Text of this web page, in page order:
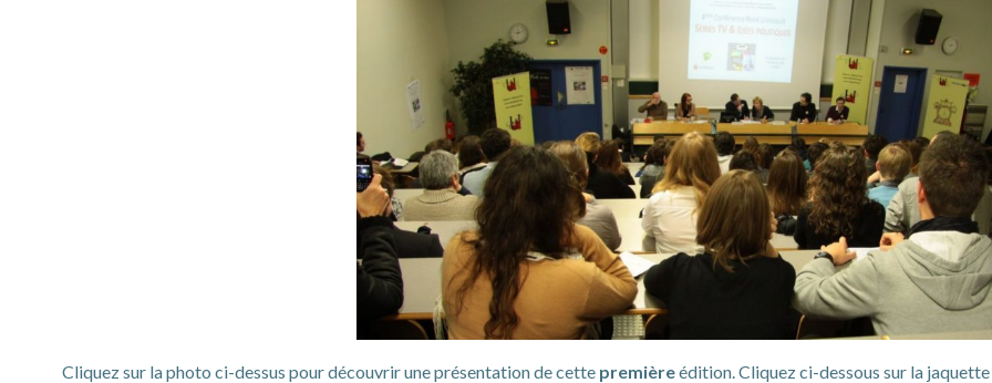
Cliquez sur la photo ci-dessus pour découvrir une présentation de cette premièreédition. Cliquez ci-dessous sur la